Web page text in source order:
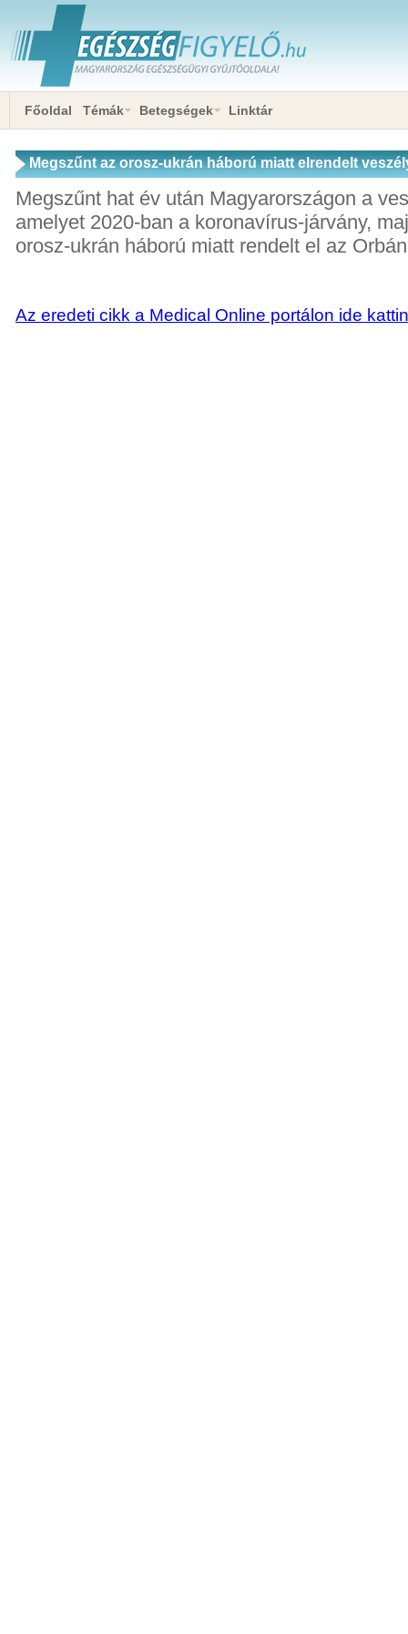
Főoldal Témák Betegségek Linktár
Megszűnt az orosz-ukrán háború miatt elrendelt
Megszűnt hat év után Magyarországon a
amelyet 2020-ban a koronavírus-járvány,
orosz-ukrán háború miatt rendelt el az
Az eredeti cikk a Medical Online portálon ide